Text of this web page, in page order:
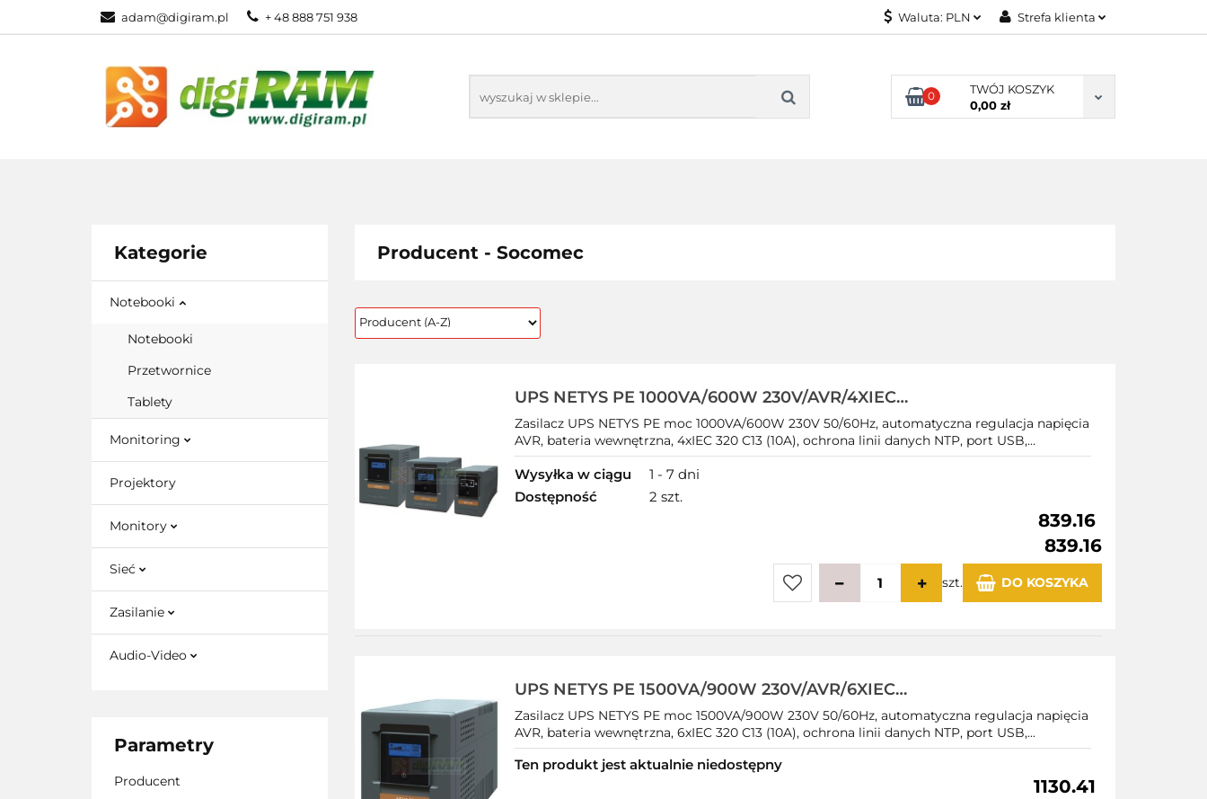
adam@digiram.pl + 48 888 751 938 Waluta: PLN
USD
EUR
Strefa klienta
Zarejestruj się
Dodaj zgłoszenie
0
TWÓJ KOSZYK
0,00 zł
SIEĆ MONITORING
Kategorie
Notebooki
Notebooki
Przetwornice
Tablety
Monitoring
Projektory
Monitory
Sieć
Zasilanie
Audio-Video
Parametry
Producent
Producent - Socomec
UPS NETYS PE 1000VA/600W 230V/AVR/4XIEC
320,LED,USB
Zasilacz UPS NETYS PE moc 1000VA/600W 230V 50/60Hz, automatyczna regulacja napięcia
AVR, bateria wewnętrzna, 4xIEC 320 C13 (10A), ochrona linii danych NTP, port USB,...
Wysyłka w ciągu
1 - 7 dni
Dostępność
2 szt.
839.16
839.16
szt. DO KOSZYKA
UPS NETYS PE 1500VA/900W 230V/AVR/6XIEC
320,LED,USB
Zasilacz UPS NETYS PE moc 1500VA/900W 230V 50/60Hz, automatyczna regulacja napięcia
AVR, bateria wewnętrzna, 6xIEC 320 C13 (10A), ochrona linii danych NTP, port USB,...
Ten produkt jest aktualnie niedostępny
1130.41